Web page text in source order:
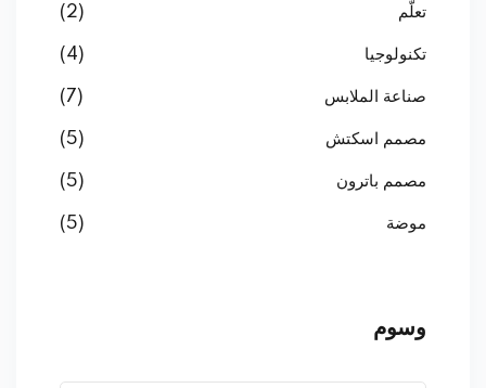
تعلُّم (2)
تكنولوجيا (4)
صناعة الملابس (7)
مصمم اسكتش (5)
مصمم باترون (5)
موضة (5)
وسوم